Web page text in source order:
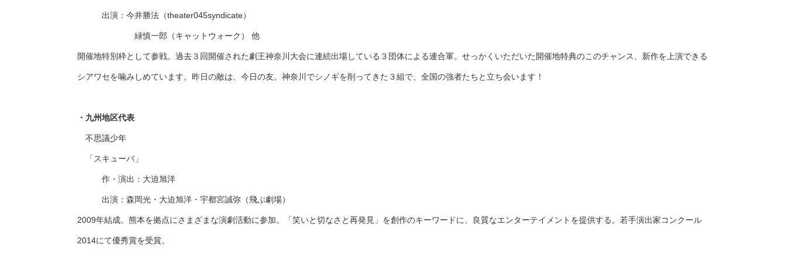
出演：今井勝法（theater045syndicate）
緑慎一郎（キャットウォーク） 他
開催地特別枠として参戦。過去３回開催された劇王神奈川大会に連続出場している３団体による連合軍。せっかくいただいた開催地特典のこのチャンス、新作を上演できる
シアワセを噛みしめています。昨日の敵は、今日の友。神奈川でシノギを削ってきた３組で、全国の強者たちと立ち会います！
・九州地区代表
不思議少年
「スキューバ」
作・演出：大迫旭洋
出演：森岡光・大迫旭洋・宇都宮誠弥（飛ぶ劇場）
2009年結成。熊本を拠点にさまざまな演劇活動に参加。「笑いと切なさと再発見」を創作のキーワードに、良質なエンターテイメントを提供する。若手演出家コンクール
2014にて優秀賞を受賞。